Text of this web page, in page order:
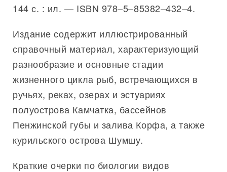
144 с. : ил. — ISBN 978–5–85382–432–4.
Издание содержит иллюстрированный
справочный материал, характеризующий
разнообразие и основные стадии
жизненного цикла рыб, встречающихся в
ручьях, реках, озерах и эстуариях
полуострова Камчатка, бассейнов
Пенжинской губы и залива Корфа, а также
курильского острова Шумшу.
Краткие очерки по биологии видов